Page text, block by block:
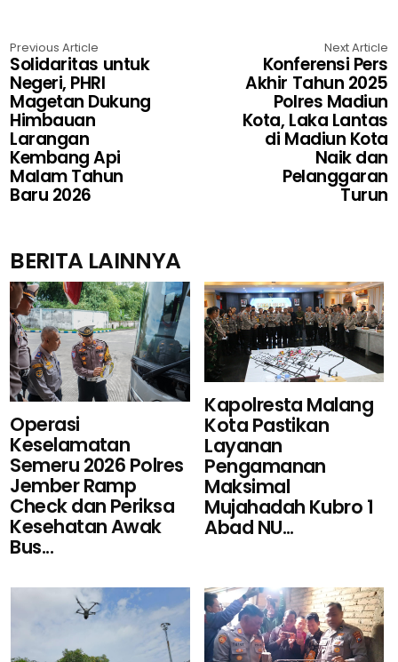
Previous Article
Solidaritas untuk
Negeri, PHRI
Magetan Dukung
Himbauan
Larangan
Kembang Api
Malam Tahun
Baru 2026
Next Article
Konferensi Pers
Akhir Tahun 2025
Polres Madiun
Kota, Laka Lantas
di Madiun Kota
Naik dan
Pelanggaran
Turun
BERITA LAINNYA
Operasi
Keselamatan
Semeru 2026 Polres
Jember Ramp
Check dan Periksa
Kesehatan Awak
Bus...
Kapolresta Malang
Kota Pastikan
Layanan
Pengamanan
Maksimal
Mujahadah Kubro 1
Abad NU...